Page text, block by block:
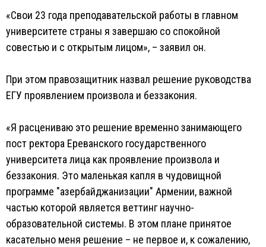
«Свои 23 года преподавательской работы в главном
университете страны я завершаю со спокойной
совестью и с открытым лицом», – заявил он.
При этом правозащитник назвал решение руководства
ЕГУ проявлением произвола и беззакония.
«Я расцениваю это решение временно занимающего
пост ректора Ереванского государственного
университета лица как проявление произвола и
беззакония. Это маленькая капля в чудовищной
программе "азербайджанизации" Армении, важной
частью которой является веттинг научно-
образовательной системы. В этом плане принятое
касательно меня решение – не первое и, к сожалению,